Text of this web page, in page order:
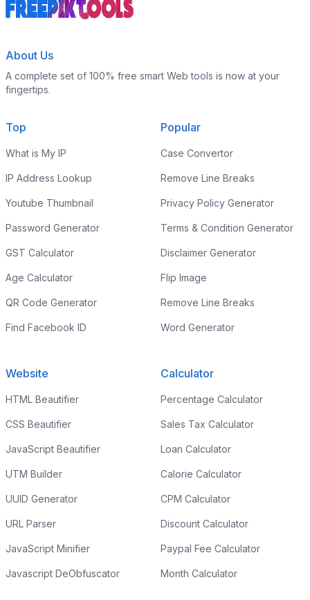
About Us
A complete set of 100% free smart Web tools is now at your
fingertips.
Top
What is My IP
IP Address Lookup
Youtube Thumbnail
Password Generator
GST Calculator
Age Calculator
QR Code Generator
Find Facebook ID
Popular
Case Convertor
Remove Line Breaks
Privacy Policy Generator
Terms & Condition Generator
Disclaimer Generator
Flip Image
Remove Line Breaks
Word Generator
Website
HTML Beautifier
CSS Beautifier
JavaScript Beautifier
UTM Builder
UUID Generator
URL Parser
JavaScript Minifier
Javascript DeObfuscator
Calculator
Percentage Calculator
Sales Tax Calculator
Loan Calculator
Calorie Calculator
CPM Calculator
Discount Calculator
Paypal Fee Calculator
Month Calculator